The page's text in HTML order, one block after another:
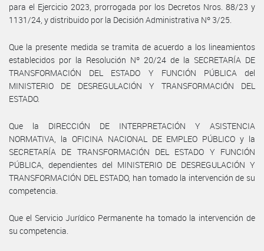
para el Ejercicio 2023, prorrogada por los Decretos Nros. 88/23 y
1131/24, y distribuido por la Decisión Administrativa Nº 3/25.
Que la presente medida se tramita de acuerdo a los lineamientos
establecidos por la Resolución Nº 20/24 de la SECRETARÍA DE
TRANSFORMACIÓN DEL ESTADO Y FUNCIÓN PÚBLICA del
MINISTERIO DE DESREGULACIÓN Y TRANSFORMACIÓN DEL
ESTADO.
Que la DIRECCIÓN DE INTERPRETACIÓN Y ASISTENCIA
NORMATIVA, la OFICINA NACIONAL DE EMPLEO PÚBLICO y la
SECRETARÍA DE TRANSFORMACIÓN DEL ESTADO Y FUNCIÓN
PÚBLICA, dependientes del MINISTERIO DE DESREGULACIÓN Y
TRANSFORMACIÓN DEL ESTADO, han tomado la intervención de su
competencia.
Que el Servicio Jurídico Permanente ha tomado la intervención de
su competencia.